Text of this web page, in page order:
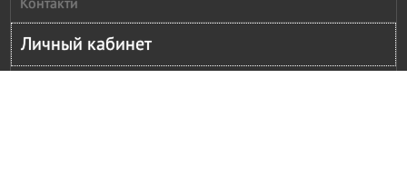
Контакти
Личный кабинет